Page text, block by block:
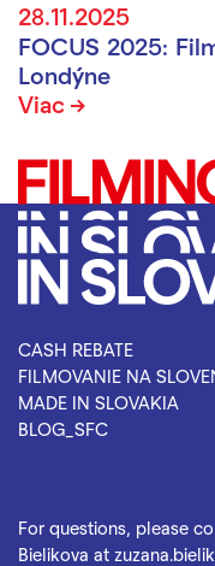
28.11.2025
FOCUS 2025:
Londýne
Viac
CASH REBATE
FILMOVANIE NA
MADE IN SLOVAKIA
BLOG_SFC
For questions, please
Bielikova at